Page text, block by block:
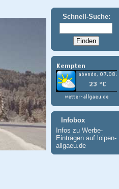
Schnell-Suche:
Infobox
Infos zu Werbe-
Einträgen auf loipen-
allgaeu.de